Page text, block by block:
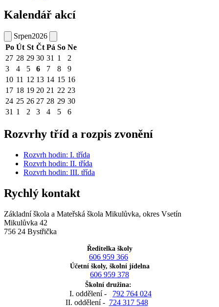
Kalendář akcí
Srpen2026
Po Út St Čt Pá So Ne
27 28 29 30 31 1
2
3
4 5 6 7 8
9
10 11 12 13 14 15 16
17 18 19 20 21 22 23
24 25 26 27 28 29 30
31 1 2 3 4 5 6
Rozvrhy tříd a rozpis zvonění
Rozvrh hodin: I. třída
Rozvrh hodin: II. třída
Rozvrh hodin: III. třída
Rychlý kontakt
Základní škola a Mateřská škola Mikulůvka, okres Vsetín
Mikulůvka 42
756 24 Bystřička
Ředitelka školy
606 959 366
Účetní školy, školní jídelna
606 959 378
Školní družina:
I. oddělení - 792 764 024
II. oddělení - 724 317 548